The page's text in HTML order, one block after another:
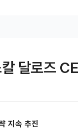
달로즈
지속 추진